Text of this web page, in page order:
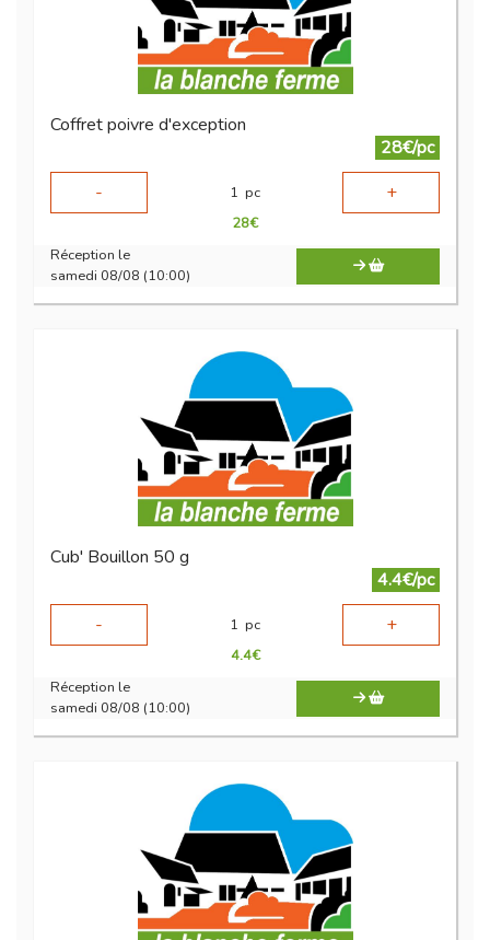
Coffret poivre d'exception
28€/pc
-
1 pc +
28€
Réception le
samedi 08/08 (10:00)
Cub' Bouillon 50 g
4.4€/pc
-
1 pc +
4.4€
Réception le
samedi 08/08 (10:00)